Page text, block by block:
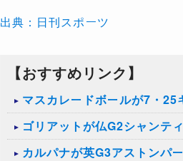
出典：日刊スポーツ
【おすすめリンク】
マスカレードボールが7・
ゴリアットが仏G2シャンテ
カルパナが英G3アストンパ